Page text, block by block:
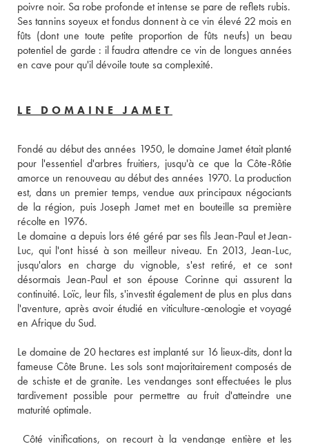
Ses tannins soyeux et fondus donnent à ce vin élevé 22 mois en
fûts (dont une toute petite proportion de fûts neufs) un beau
potentiel de garde : il faudra attendre ce vin de longues années
en cave pour qu'il dévoile toute sa complexité.
LE DOMAINE JAMET
Fondé au début des années 1950, le domaine Jamet était planté
pour l'essentiel d'arbres fruitiers, jusqu'à ce que la Côte-Rôtie
amorce un renouveau au début des années 1970. La production
est, dans un premier temps, vendue aux principaux négociants
de la région, puis Joseph Jamet met en bouteille sa première
récolte en 1976.
Le domaine a depuis lors été géré par ses fils Jean-Paul et Jean-
Luc, qui l'ont hissé à son meilleur niveau. En 2013, Jean-Luc,
jusqu'alors en charge du vignoble, s'est retiré, et ce sont
désormais Jean-Paul et son épouse Corinne qui assurent la
continuité. Loïc, leur fils, s'investit également de plus en plus dans
l'aventure, après avoir étudié en viticulture-œnologie et voyagé
en Afrique du Sud.
Le domaine de 20 hectares est implanté sur 16 lieux-dits, dont la
fameuse Côte Brune. Les sols sont majoritairement composés de
de schiste et de granite. Les vendanges sont effectuées le plus
tardivement possible pour permettre au fruit d'atteindre une
maturité optimale.
Côté vinifications, on recourt à la vendange entière et les